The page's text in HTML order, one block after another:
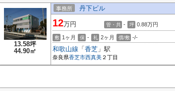
13.58坪
44.90㎡
事務所 丹下ビル
12万円 管・共 - 坪 0.88万円
敷 1ヶ月 保 - 礼 2ヶ月 償/敷 -/-
和歌山線 「 香芝 」駅
奈良県香芝市西真美 ２丁目